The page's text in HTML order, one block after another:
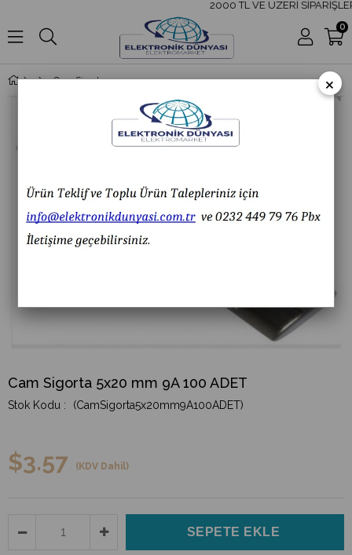
2000 TL VE ÜZERİ
0
Cam Sigorta 5x20 mm 9A 100 ADET
Cam Sigorta 5x20 mm 9A 100 ADET
(CamSigorta5x20mm9A100ADET)
$3.57 (KDV Dahil)
×